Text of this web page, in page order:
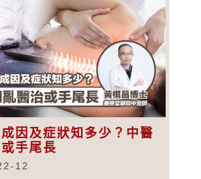
因及症狀知多少？中醫
手尾長
12